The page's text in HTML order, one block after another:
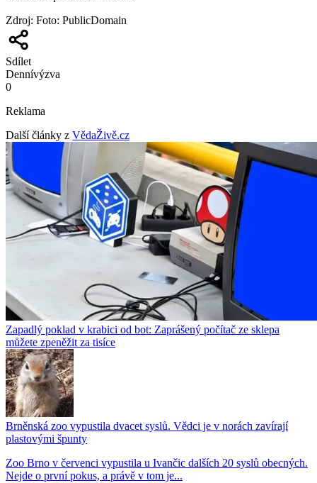
Zdroj: Foto: PublicDomain
Sdílet
Dennívýzva
0
Reklama
Další články z VědaŽivě.cz
Zapadlý poklad v krabici od bot: Zaprášený počítač ze sklepa
můžete zpeněžit za tisíce
Brněnská zoo vypustila dvacet syslů. Vědci je v norách zavírají
plastovými špunty
Zoo Brno v červenci vypustila u Ivančic dalších 20 syslů obecných.
Nejde o první pokus, a právě v tom je...